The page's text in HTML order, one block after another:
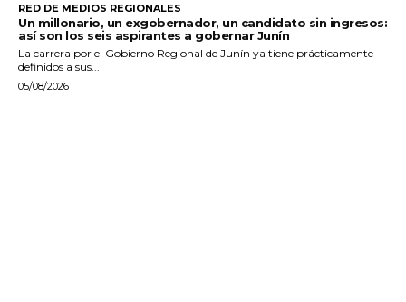
RED DE MEDIOS REGIONALES
Un millonario, un exgobernador, un candidato sin ingresos:
así son los seis aspirantes a gobernar Junín
La carrera por el Gobierno Regional de Junín ya tiene prácticamente
definidos a sus...
05/08/2026